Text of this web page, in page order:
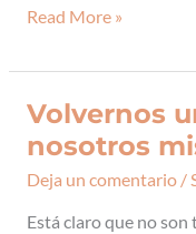
Read More »
Volvernos
nosotros
Deja un comentario /
Está claro que no
Volvernos
un
para
nosotros